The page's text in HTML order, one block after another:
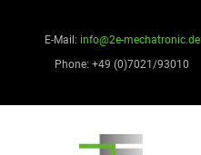
E-Mail: info@2e-mechatronic.de
Phone: +49 (0)7021/93010